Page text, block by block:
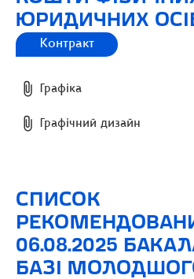
ЮРИДИЧНИХ
Контракт
Графіка
Графічний дизайн
СПИСОК
06.08.2025
БАЗІ